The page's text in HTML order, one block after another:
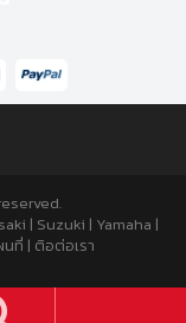
| Suzuki | Yamaha |
นที่ | ติอต่อเรา